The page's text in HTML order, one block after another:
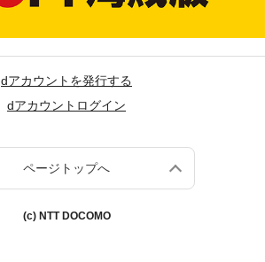
dアカウントを発行する
dアカウントログイン
ページトップへ
(c) NTT DOCOMO